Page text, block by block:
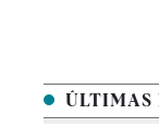
ÚLTIMAS